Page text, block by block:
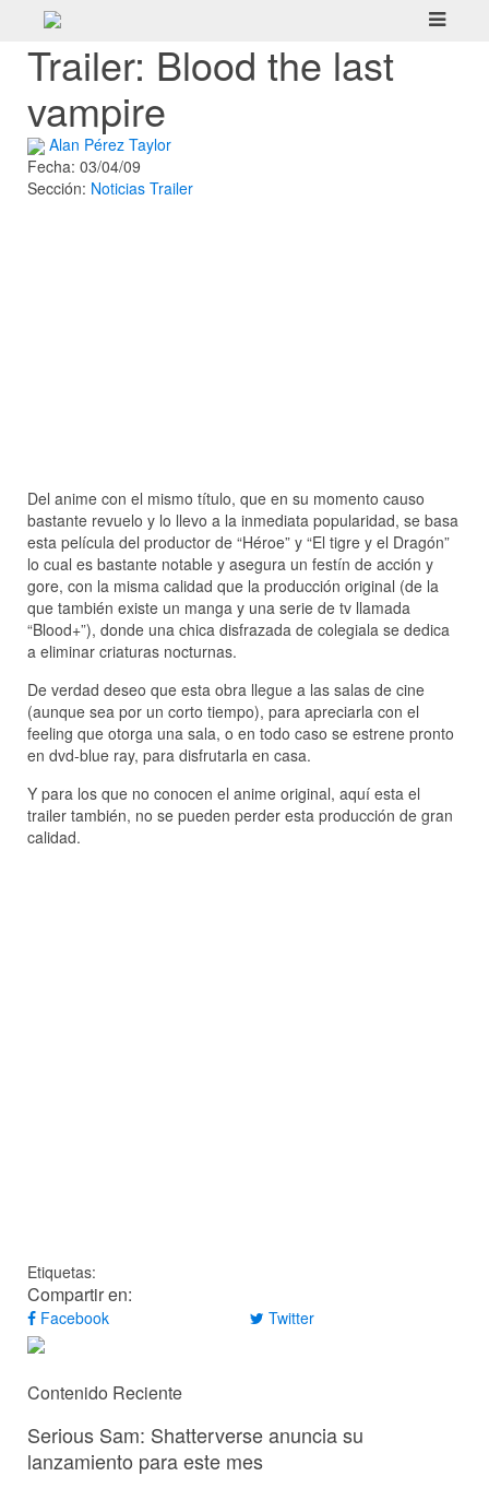
Trailer: Blood the last
vampire
Alan Pérez Taylor
Fecha: 03/04/09
Sección: Noticias Trailer
Del anime con el mismo título, que en su momento causo
bastante revuelo y lo llevo a la inmediata popularidad, se basa
esta película del productor de “Héroe” y “El tigre y el Dragón”
lo cual es bastante notable y asegura un festín de acción y
gore, con la misma calidad que la producción original (de la
que también existe un manga y una serie de tv llamada
“Blood+”), donde una chica disfrazada de colegiala se dedica
a eliminar criaturas nocturnas.
De verdad deseo que esta obra llegue a las salas de cine
(aunque sea por un corto tiempo), para apreciarla con el
feeling que otorga una sala, o en todo caso se estrene pronto
en dvd-blue ray, para disfrutarla en casa.
Y para los que no conocen el anime original, aquí esta el
trailer también, no se pueden perder esta producción de gran
calidad.
Etiquetas:
Compartir en:
Facebook Twitter
Contenido Reciente
Serious Sam: Shatterverse anuncia su
lanzamiento para este mes